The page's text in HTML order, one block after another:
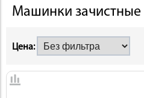
Машинки зачистные
Цена: